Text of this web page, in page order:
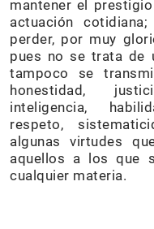
mantener el
actuación
perder, por muy
pues no se trata de
tampoco se
honestidad,
inteligencia,
respeto,
algunas virtudes
aquellos a los que
cualquier materia.